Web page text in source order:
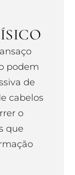
podem
de
cabelos
o
que